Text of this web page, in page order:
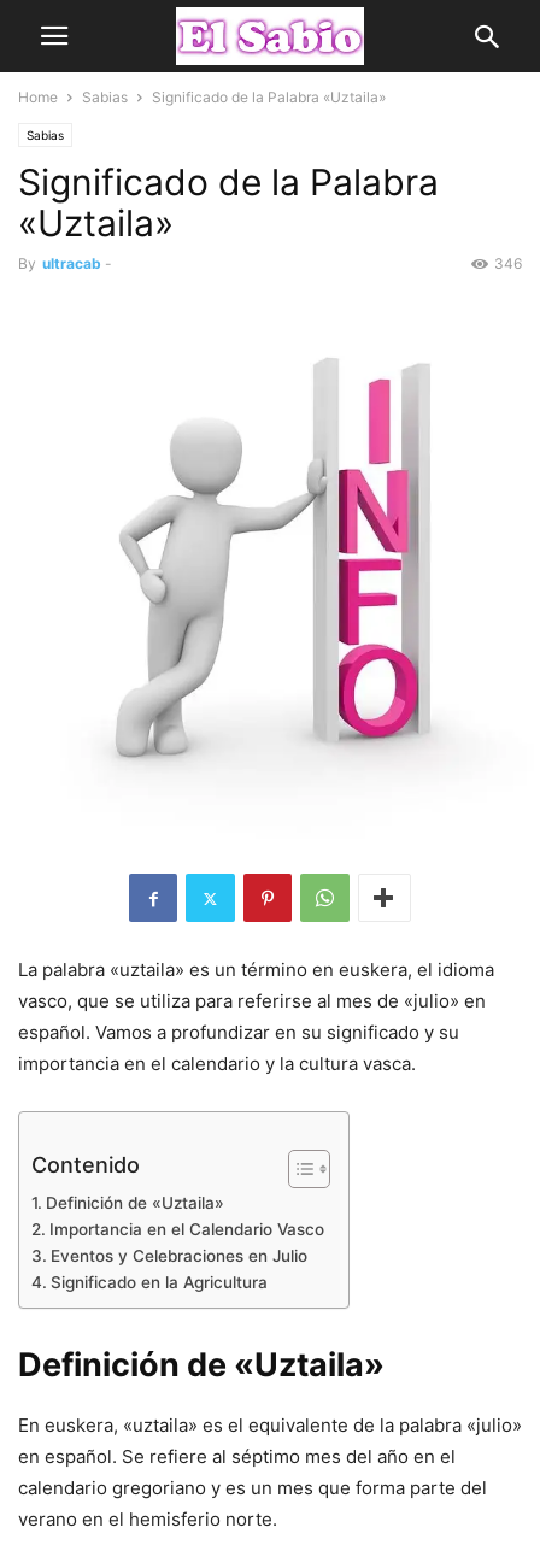
Home Sabias Significado de la Palabra «Uztaila»
Sabias
Significado de la Palabra
«Uztaila»
By ultracab - 346
La palabra «uztaila» es un término en euskera, el idioma
vasco, que se utiliza para referirse al mes de «julio» en
español. Vamos a profundizar en su significado y su
importancia en el calendario y la cultura vasca.
Contenido
Definición de «Uztaila»
Importancia en el Calendario Vasco
Eventos y Celebraciones en Julio
Significado en la Agricultura
Definición de «Uztaila»
En euskera, «uztaila» es el equivalente de la palabra «julio»
en español. Se refiere al séptimo mes del año en el
calendario gregoriano y es un mes que forma parte del
verano en el hemisferio norte.